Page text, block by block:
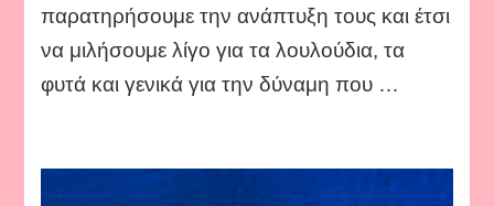
παρατηρήσουμε την ανάπτυξη τους και έτσι
να μιλήσουμε λίγο για τα λουλούδια, τα
φυτά και γενικά για την δύναμη που …